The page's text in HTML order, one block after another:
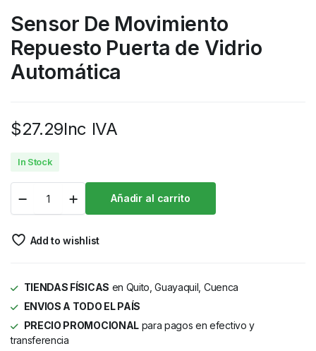
Sensor De Movimiento
Repuesto Puerta de Vidrio
Automática
$27.29Inc IVA
In Stock
Añadir al carrito
Add to wishlist
TIENDAS FÍSICAS en Quito, Guayaquil, Cuenca
ENVIOS A TODO EL PAÍS
PRECIO PROMOCIONALpara pagos en efectivo y
transferencia